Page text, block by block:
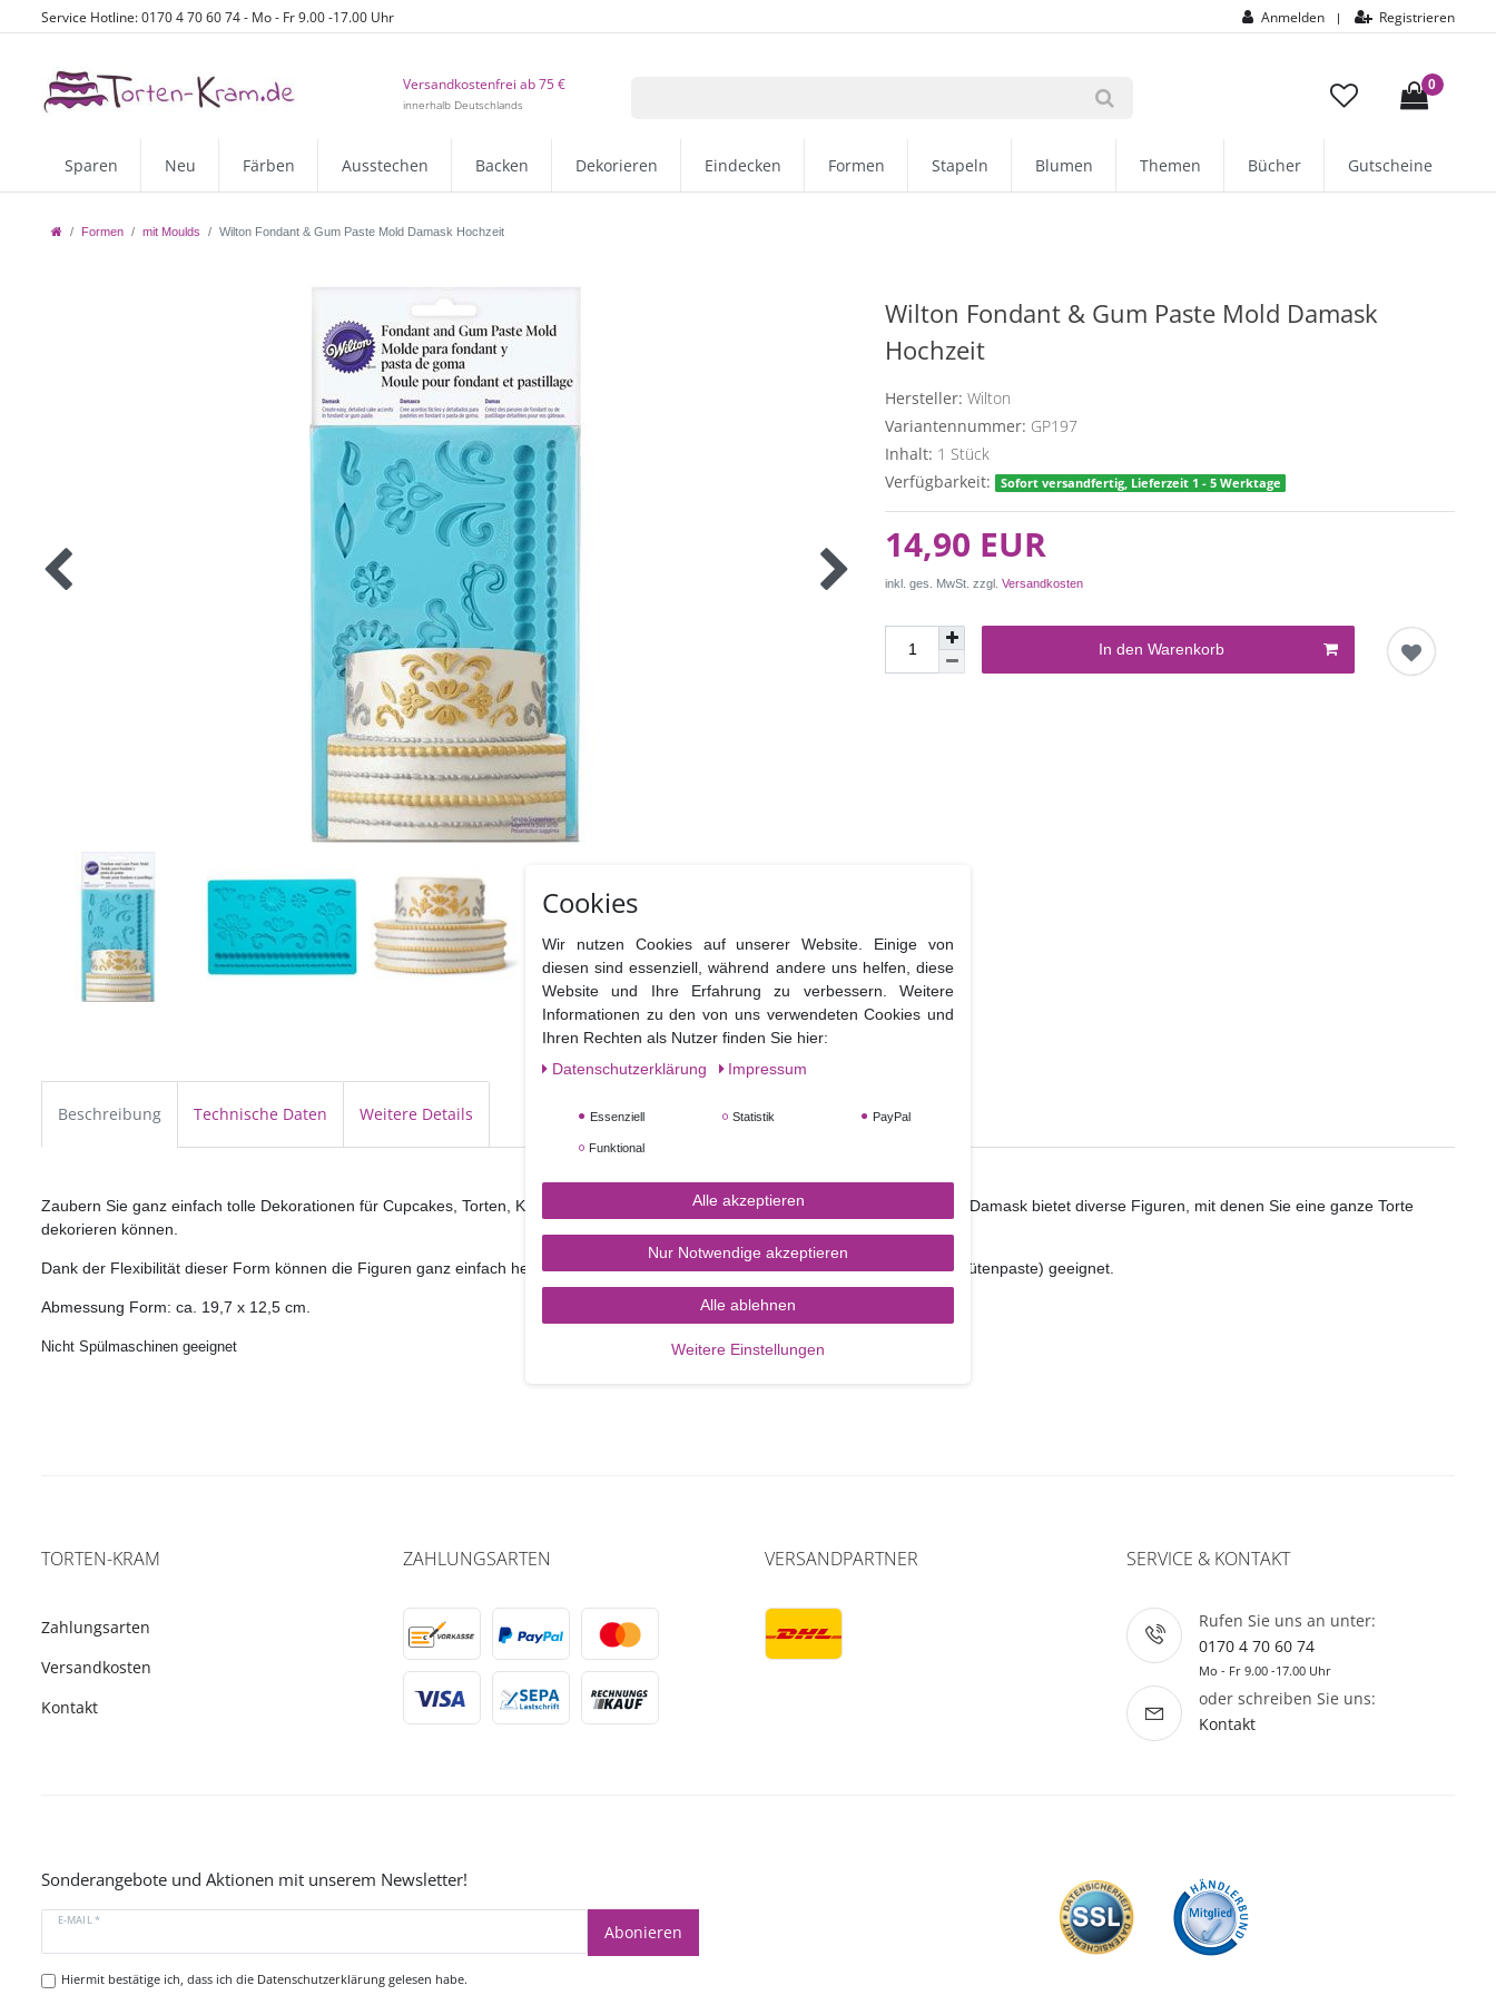
Service Hotline: 0170 4 70 60 74 - Mo - Fr 9.00 -17.00 Uhr Anmelden | Registrieren
Versandkostenfrei ab 75 €
innerhalb Deutschlands
0
Sparen Neu Färben Ausstechen Backen Dekorieren Eindecken Formen Stapeln Blumen Themen Bücher Gutscheine
Formen mit Moulds Wilton Fondant & Gum Paste Mold Damask Hochzeit
Wilton Fondant & Gum Paste Mold Damask
Hochzeit
Hersteller: Wilton
Variantennummer: GP197
Inhalt: 1 Stück
Verfügbarkeit:
Sofort versandfertig, Lieferzeit 1 - 5 Werktage
14,90 EUR
inkl. ges. MwSt. zzgl.Versandkosten
In den Warenkorb
Beschreibung Technische Daten Weitere Details
Zaubern Sie ganz einfach tolle Dekorationen für Cupcakes, Torten, Kekse und mehr! Die flexible Wilton Fondant & Gum Paste Mold Damask bietet diverse Figuren, mit denen Sie eine ganze Torte
dekorieren können.
Dank der Flexibilität dieser Form können die Figuren ganz einfach herausgelöst werden. Für Fondant, Marzipan und Gum Paste (Blütenpaste) geeignet.
Abmessung Form: ca. 19,7 x 12,5 cm.
Nicht Spülmaschinen geeignet
TORTEN-KRAM
Zahlungsarten
Versandkosten
Kontakt
ZAHLUNGSARTEN VERSANDPARTNER SERVICE & KONTAKT
Rufen Sie uns an unter:
0170 4 70 60 74
Mo - Fr 9.00 -17.00 Uhr
oder schreiben Sie uns:
Kontakt
Sonderangebote und Aktionen mit unserem Newsletter!
E-MAIL *
Abonieren
Hiermit bestätige ich, dass ich die Datenschutzerklärunggelesen habe.
Cookies
Wir nutzen Cookies auf unserer Website. Einige von
diesen sind essenziell, während andere uns helfen, diese
Website und Ihre Erfahrung zu verbessern. Weitere
Informationen zu den von uns verwendeten Cookies und
Ihren Rechten als Nutzer finden Sie hier:
Daten­schutz­erklärung
Impressum
Essenziell Statistik PayPal
Funktional
Alle akzeptieren
Nur Notwendige akzeptieren
Alle ablehnen
Weitere Einstellungen